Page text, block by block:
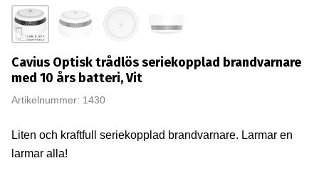
Cavius Optisk trådlös seriekopplad brandvarnare
med 10 års batteri, Vit
Artikelnummer: 1430
Liten och kraftfull seriekopplad brandvarnare. Larmar en
larmar alla!